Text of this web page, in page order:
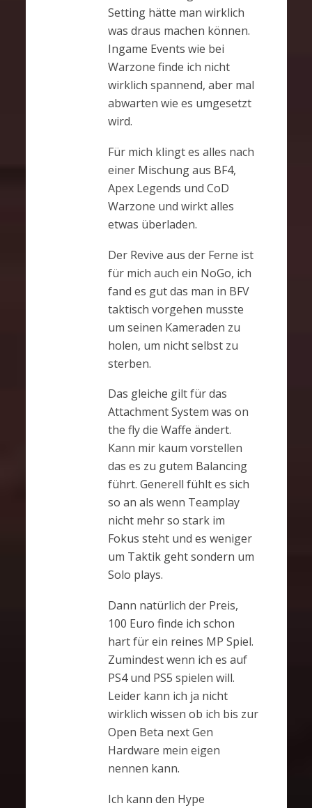
Setting hätte man wirklich
was draus machen können.
Ingame Events wie bei
Warzone finde ich nicht
wirklich spannend, aber mal
abwarten wie es umgesetzt
wird.
Für mich klingt es alles nach
einer Mischung aus BF4,
Apex Legends und CoD
Warzone und wirkt alles
etwas überladen.
Der Revive aus der Ferne ist
für mich auch ein NoGo, ich
fand es gut das man in BFV
taktisch vorgehen musste
um seinen Kameraden zu
holen, um nicht selbst zu
sterben.
Das gleiche gilt für das
Attachment System was on
the fly die Waffe ändert.
Kann mir kaum vorstellen
das es zu gutem Balancing
führt. Generell fühlt es sich
so an als wenn Teamplay
nicht mehr so stark im
Fokus steht und es weniger
um Taktik geht sondern um
Solo plays.
Dann natürlich der Preis,
100 Euro finde ich schon
hart für ein reines MP Spiel.
Zumindest wenn ich es auf
PS4 und PS5 spielen will.
Leider kann ich ja nicht
wirklich wissen ob ich bis zur
Open Beta next Gen
Hardware mein eigen
nennen kann.
Ich kann den Hype